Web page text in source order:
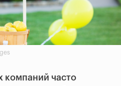
компаний часто